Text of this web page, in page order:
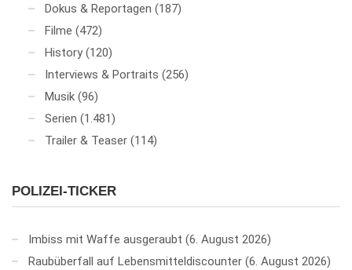
Dokus & Reportagen (187)
Filme (472)
History (120)
Interviews & Portraits (256)
Musik (96)
Serien (1.481)
Trailer & Teaser (114)
POLIZEI-TICKER
Imbiss mit Waffe ausgeraubt 6. August 2026
Raubüberfall auf Lebensmitteldiscounter 6. August 2026